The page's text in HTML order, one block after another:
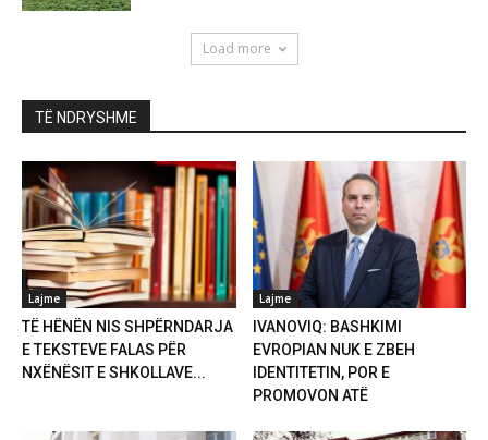
Load more
TË NDRYSHME
Lajme
TË HËNËN NIS SHPËRNDARJA
E TEKSTEVE FALAS PËR
NXËNËSIT E SHKOLLAVE...
Lajme
IVANOVIQ: BASHKIMI
EVROPIAN NUK E ZBEH
IDENTITETIN, POR E
PROMOVON ATË